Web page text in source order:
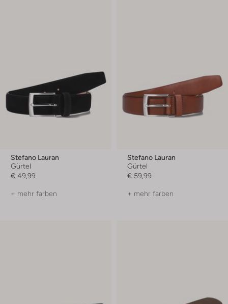
Stefano Lauran
Gürtel
€ 49,99
+ mehr farben
Stefano Lauran
Gürtel
€ 59,99
+ mehr farben